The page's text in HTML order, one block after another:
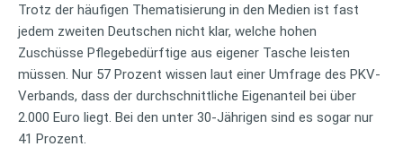
Trotz der häufigen Thematisierung in den Medien ist fast
jedem zweiten Deutschen nicht klar, welche hohen
Zuschüsse Pflegebedürftige aus eigener Tasche leisten
müssen. Nur 57 Prozent wissen laut einer Umfrage des PKV-
Verbands, dass der durchschnittliche Eigenanteil bei über
2.000 Euro liegt. Bei den unter 30-Jährigen sind es sogar nur
41 Prozent.